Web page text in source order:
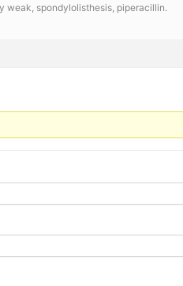
weak, spondylolisthesis, piperacillin.